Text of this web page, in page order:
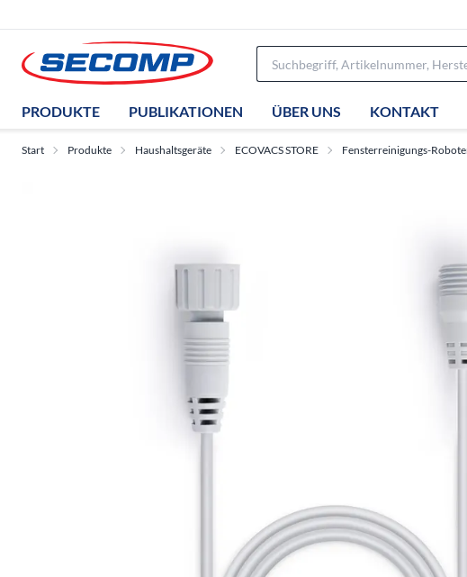
PRODUKTE PUBLIKATIONEN ÜBER UNS KONTAKT
Start Produkte Haushaltsgeräte ECOVACS STORE Fensterreinigungs-